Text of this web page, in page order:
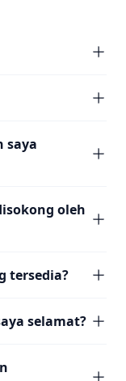
saya
oleh
tersedia?
selamat?